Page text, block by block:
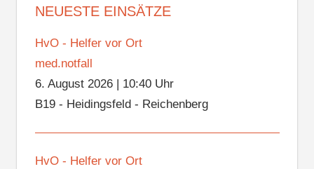
NEUESTE EINSÄTZE
HvO - Helfer vor Ort
med.notfall
6. August 2026| 10:40 Uhr
B19 - Heidingsfeld - Reichenberg
HvO - Helfer vor Ort